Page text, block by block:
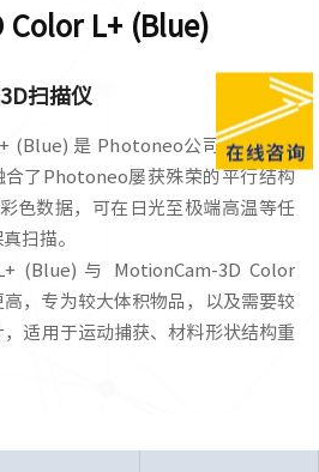
L+ (Blue)
扫描仪
(Blue) 是 Photoneo公司推出的新
合了Photoneo屡获殊荣的平行结构
色数据，可在日光至极端高温等任
扫描。
(Blue) 与 MotionCam-3D Color
，专为较大体积物品，以及需要较
适用于运动捕获、材料形状结构重